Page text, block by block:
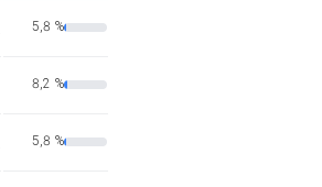
5,8 %
8,2 %
5,8 %